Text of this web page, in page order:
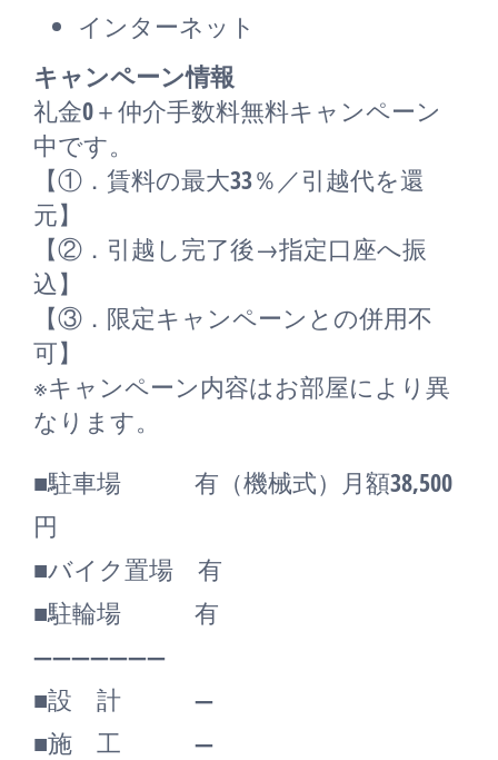
インターネット
キャンペーン情報
礼金0＋仲介手数料無料キャンペーン
中です。
【①．賃料の最大33％／引越代を還
元】
【②．引越し完了後→指定口座へ振
込】
【③．限定キャンペーンとの併用不
可】
※キャンペーン内容はお部屋により異
なります。
■駐車場 有（機械式）月額38,500
円
■バイク置場 有
■駐輪場 有
―――――――
■設 計 ―
■施 工 ―